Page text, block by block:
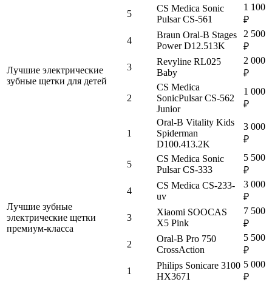
Лучшие электрические
зубные щетки для детей
5
CS Medica Sonic
Pulsar CS-561
1 100
₽
4
Braun Oral-B Stages
Power D12.513K
2 500
₽
3
Revyline RL025
Baby
2 000
₽
2
CS Medica
SonicPulsar CS-562
Junior
1 000
₽
1
Oral-B Vitality Kids
Spiderman
D100.413.2K
3 000
₽
Лучшие зубные
электрические щетки
премиум-класса
5
CS Medica Sonic
Pulsar CS-333
5 500
₽
4
CS Medica CS-233-
uv
3 000
₽
3
Xiaomi SOOCAS
X5 Pink
7 500
₽
2
Oral-B Pro 750
CrossAction
5 500
₽
1
Philips Sonicare 3100
HX3671
5 000
₽